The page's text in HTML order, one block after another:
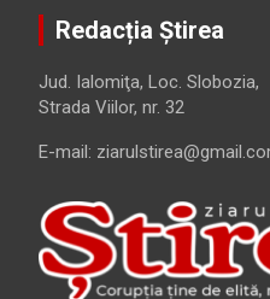
Redacția Știrea
Jud. Ialomiţa, Loc. Slobozia,
Strada Viilor, nr. 32
E-mail: